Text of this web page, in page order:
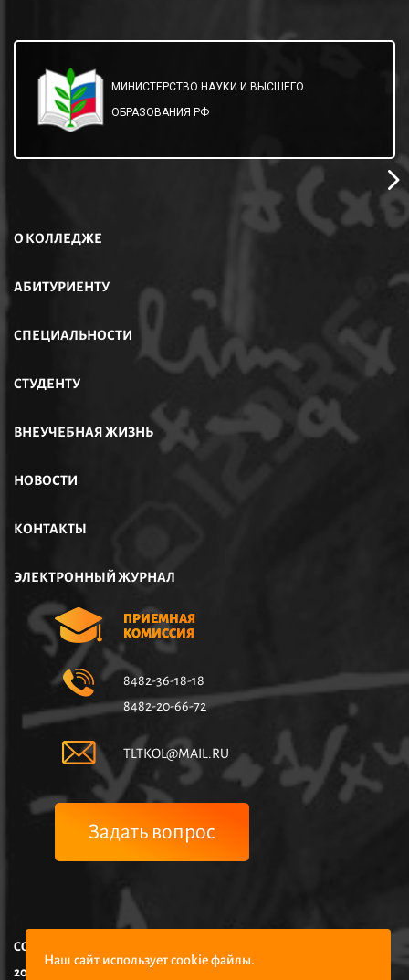
МИНИСТЕРСТВО НАУКИ И ВЫСШЕГО
ОБРАЗОВАНИЯ РФ
О КОЛЛЕДЖЕ
АБИТУРИЕНТУ
СПЕЦИАЛЬНОСТИ
СТУДЕНТУ
ВНЕУЧЕБНАЯ ЖИЗНЬ
НОВОСТИ
КОНТАКТЫ
ЭЛЕКТРОННЫЙ ЖУРНАЛ
ПРИЕМНАЯ
КОМИССИЯ
8482-36-18-18
8482-20-66-72
TLTKOL@MAIL.RU
Задать вопрос
COPYRIGHT © НЧУПО КОЛЛЕДЖ УПРАВЛЕНИЯ И ЭКОНОМИКИ,
2025
Наш сайт использует cookie файлы.